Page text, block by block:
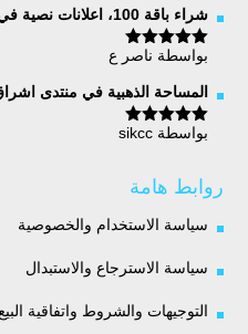
شراء باقة 100، اعلانات نصية في 100 موقع إلكتروني
تم التقييم5
بواسطة ناصر ع
المساحة الذهبية في منتدى
تم التقييم5
بواسطة sikcc
روابط هامة
سياسة الاستخدام والخصوصية
سياسة الاسترجاع والاستبدال
التوجيهات والشروط واتفاقية البيع